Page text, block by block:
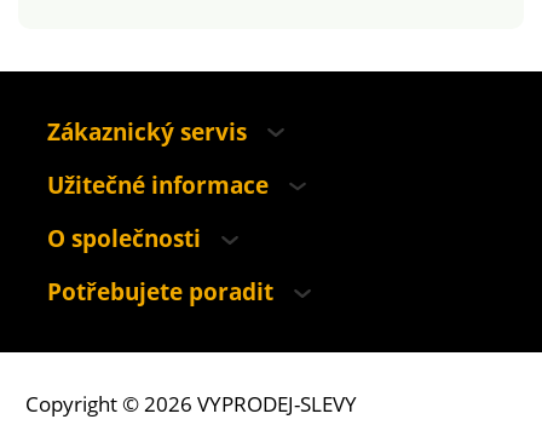
Zákaznický servis
Užitečné informace
O společnosti
Potřebujete poradit
Copyright © 2026 VYPRODEJ-SLEVY